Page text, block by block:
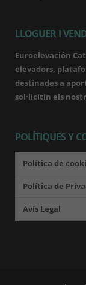
LLOGUER I
Euroelevación
elevadors,
destinades a
sol·licitin els
POLÍTIQUES Y
Política de
Política de
Avís Legal